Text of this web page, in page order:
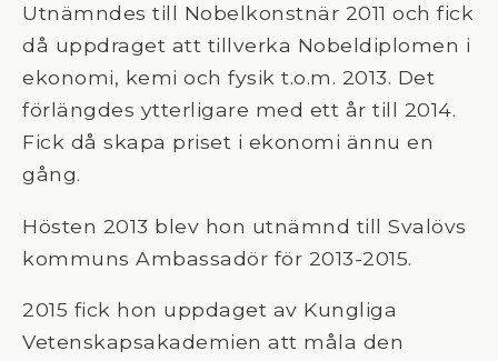
Utnämndes till Nobelkonstnär 2011 och fick
då uppdraget att tillverka Nobeldiplomen i
ekonomi, kemi och fysik t.o.m. 2013. Det
förlängdes ytterligare med ett år till 2014.
Fick då skapa priset i ekonomi ännu en
gång.
Hösten 2013 blev hon utnämnd till Svalövs
kommuns Ambassadör för 2013-2015.
2015 fick hon uppdaget av Kungliga
Vetenskapsakademien att måla den